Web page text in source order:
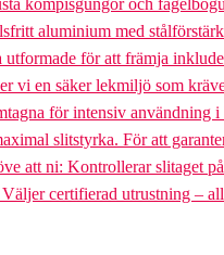
kompisgungor och
aluminium med
för att främja
vi en säker lekmiljö som
för intensiv användning
slitstyrka. För att
att ni: Kontrollerar slitaget
certifierad utrustning –